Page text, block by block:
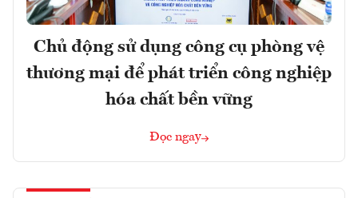
Chủ động sử dụng công cụ phòng vệ
thương mại để phát triển công nghiệp
hóa chất bền vững
Đọc ngay